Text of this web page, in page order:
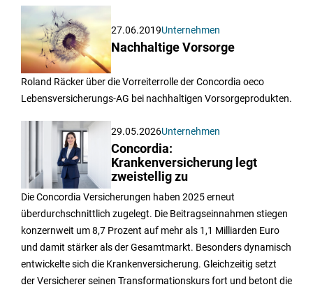
27.06.2019Unternehmen
Nachhaltige Vorsorge
Roland Räcker über die Vorreiterrolle der Concordia oeco
Lebensversicherungs-AG bei nachhaltigen Vorsorgeprodukten.
29.05.2026Unternehmen
Concordia:
Krankenversicherung legt
zweistellig zu
Die Concordia Versicherungen haben 2025 erneut
überdurchschnittlich zugelegt. Die Beitragseinnahmen stiegen
konzernweit um 8,7 Prozent auf mehr als 1,1 Milliarden Euro
und damit stärker als der Gesamtmarkt. Besonders dynamisch
entwickelte sich die Krankenversicherung. Gleichzeitig setzt
der Versicherer seinen Transformationskurs fort und betont die